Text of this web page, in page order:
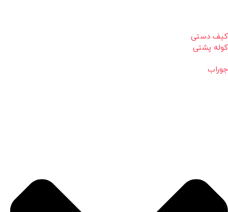
کیف دستی
کوله پشتی
جوراب